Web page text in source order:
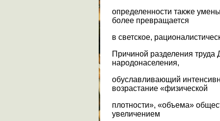
определенности также
более превращается
в светское,
Причиной разделения труда
народонаселения,
обуславливающий
возрастание «физической
плотности», «объема»
увеличением